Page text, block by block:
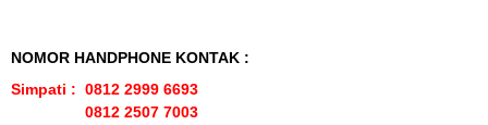
NOMOR HANDPHONE KONTAK :
Simpati : 0812 2999 6693
0812 2507 7003